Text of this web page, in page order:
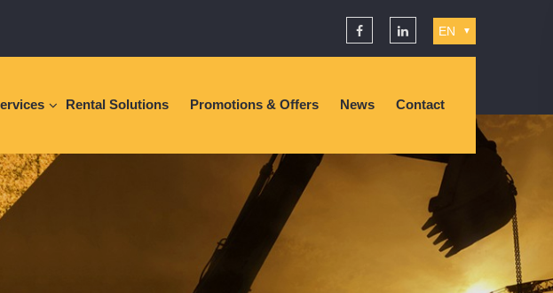
EN ▼
Rental Solutions Promotions & Offers News Contact